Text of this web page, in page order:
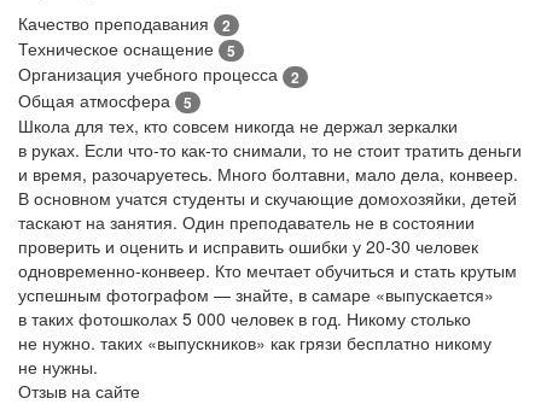
Качество преподавания
2
Техническое оснащение 5
Организация учебного процесса 2
Общая атмосфера 5
Школа для тех, кто совсем никогда не держал зеркалки
в руках. Если что-то как-то снимали, то не стоит тратить деньги
и время, разочаруетесь. Много болтавни, мало дела, конвеер.
В основном учатся студенты и скучающие домохозяйки, детей
таскают на занятия. Один преподаватель не в состоянии
проверить и оценить и исправить ошибки у 20-30 человек
одновременно-конвеер. Кто мечтает обучиться и стать крутым
успешным фотографом — знайте, в самаре «выпускается»
в таких фотошколах 5 000 человек в год. Никому столько
не нужно. таких «выпускников» как грязи бесплатно никому
не нужны.
Отзыв на сайте